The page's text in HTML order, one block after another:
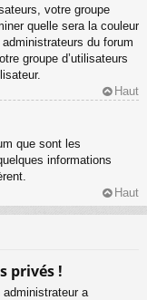
votre groupe
quelle sera la couleur
du forum
groupe d’utilisateurs
Haut
que sont les
informations
Haut
privés !
a